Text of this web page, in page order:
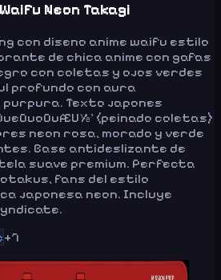
Neon Takagi
con diseno anime waifu estilo
de chica anime con gafas
con coletas y ojos verdes
profundo con aura
Texto japones
(peinado coletas)
neon rosa, morado y verde
Base antideslizante de
suave premium. Perfecta
fans del estilo
japonesa neon. Incluye
+7